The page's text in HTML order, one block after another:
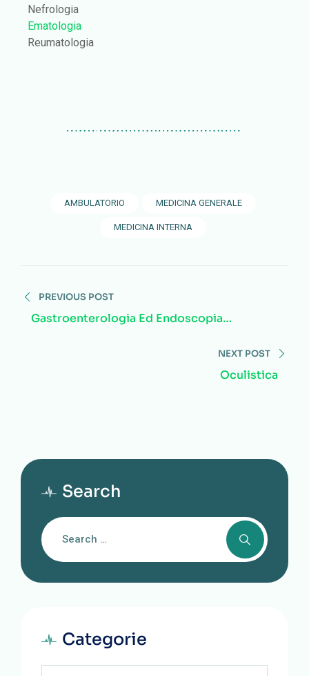
Nefrologia
Ematologia
Reumatologia
AMBULATORIO MEDICINA GENERALE
MEDICINA INTERNA
PREVIOUS POST
Gastroenterologia Ed Endoscopia
NEXT POST
Oculistica
Search
Categorie